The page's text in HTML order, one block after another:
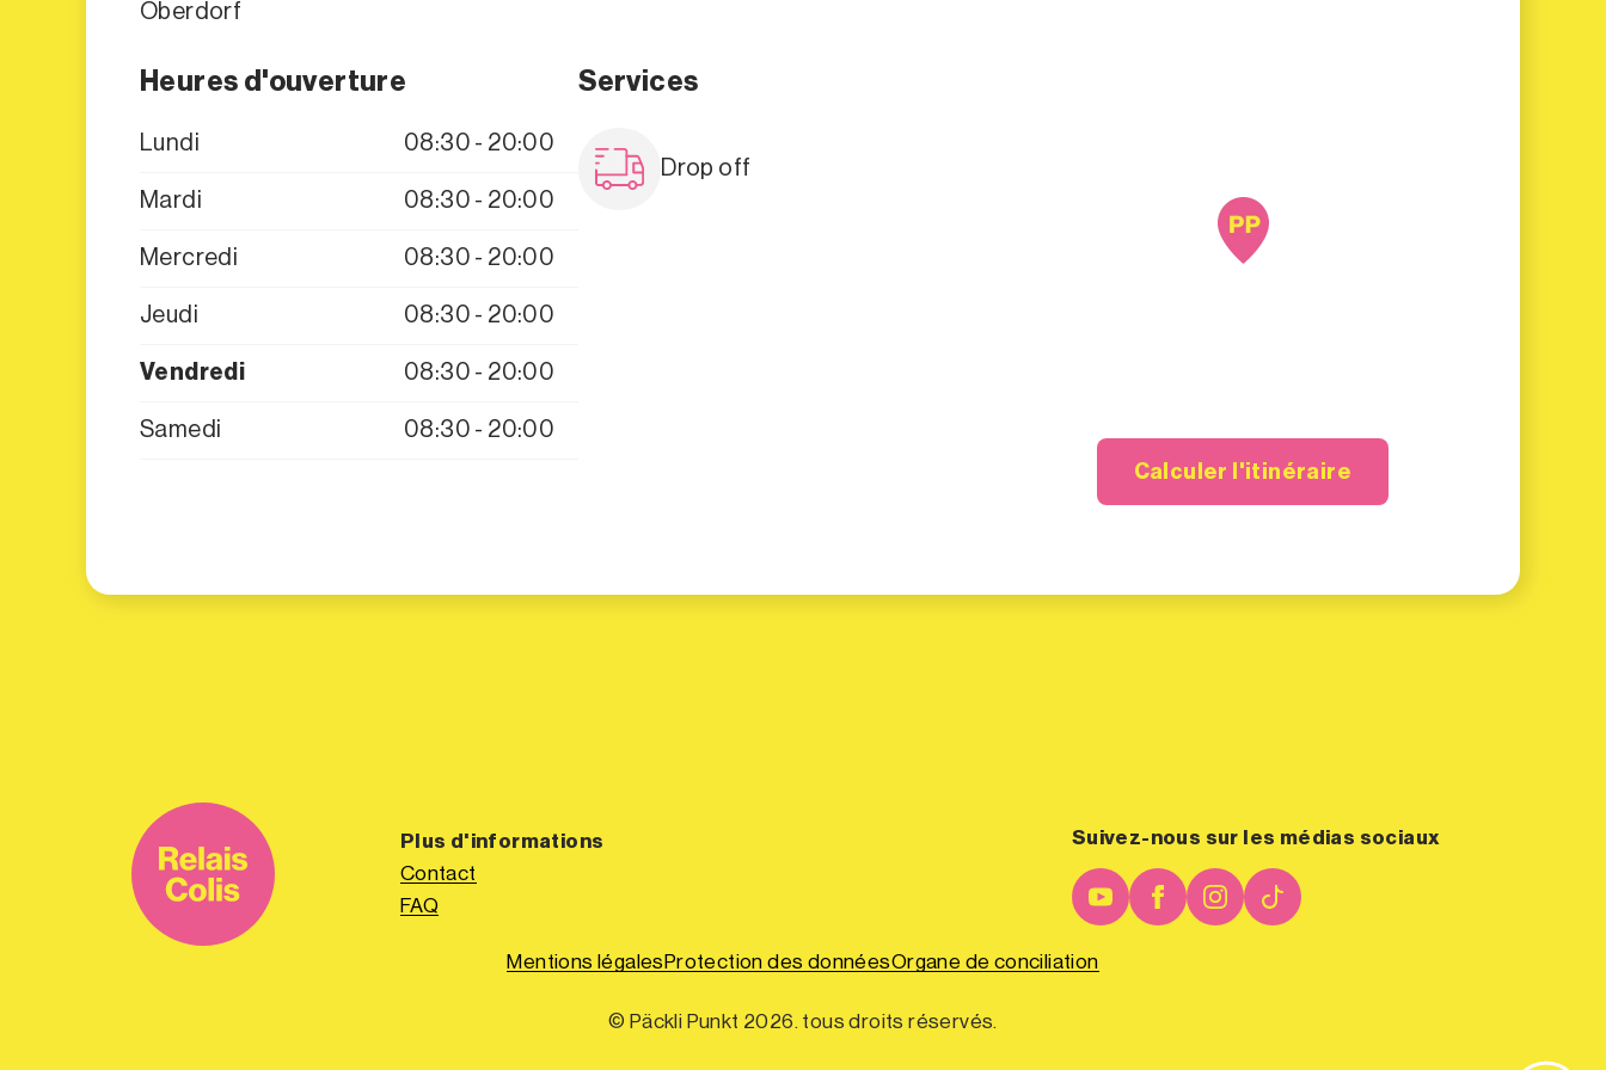
Oberdorf
Heures d'ouverture
Lundi 08:30 - 20:00
Mardi 08:30 - 20:00
Mercredi 08:30 - 20:00
Jeudi 08:30 - 20:00
Vendredi 08:30 - 20:00
Samedi 08:30 - 20:00
Services
Drop off
Calculer l'itinéraire
Plus d'informations
Contact
FAQ
Suivez-nous sur les médias sociaux
Mentions légales Protection des donnéesOrgane de conciliation
© Päckli Punkt 2026. tous droits réservés.